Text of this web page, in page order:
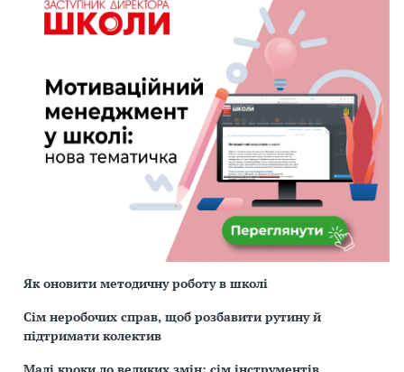
Як оновити методичну роботу в школі
Сім неробочих справ, щоб розбавити рутину й
підтримати колектив
Малі кроки до великих змін: сім інструментів